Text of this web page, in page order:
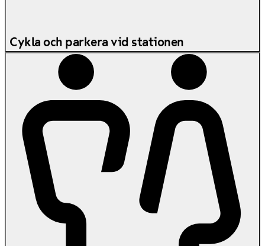
Cykla och parkera vid stationen